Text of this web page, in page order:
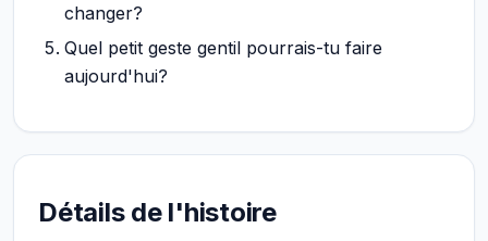
changer?
Quel petit geste gentil pourrais-tu faire
aujourd'hui?
Détails de l'histoire